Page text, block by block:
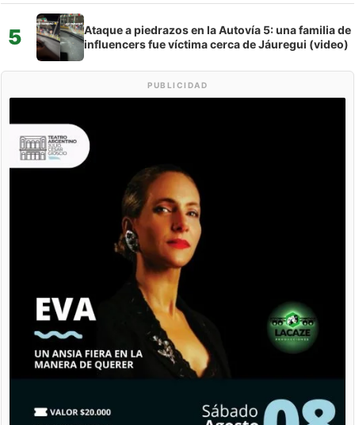
5
Ataque a piedrazos en la Autovía 5: una familia de
influencers fue víctima cerca de Jáuregui (video)
PUBLICIDAD